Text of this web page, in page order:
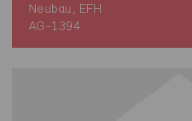
Neubau, EFH
AG-1394